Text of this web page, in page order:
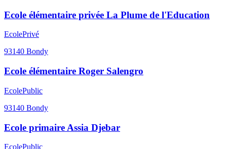
Ecole élémentaire privée La Plume de l'Education
EcolePrivé
93140 Bondy
Ecole élémentaire Roger Salengro
EcolePublic
93140 Bondy
Ecole primaire Assia Djebar
EcolePublic